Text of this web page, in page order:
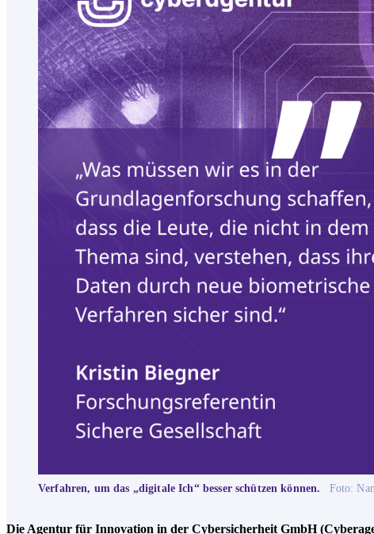
Verfahren, um das „digitale Ich“ besser schützen können. Foto:
Die Agentur für Innovation in der Cybersicherheit GmbH